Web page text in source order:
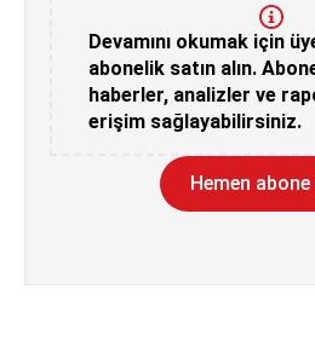
Devamını okumak için
abonelik satın alın.
haberler, analizler ve
erişim sağlayabilirsiniz.
Hemen